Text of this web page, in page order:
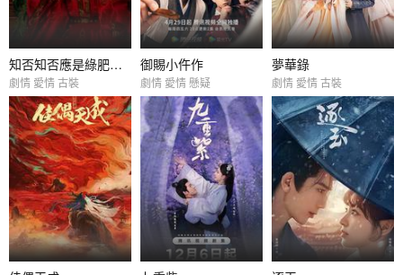
知否知否應是綠肥紅瘦
劇情 愛情 古裝
御賜小仵作
劇情 愛情 懸疑
夢華錄
劇情 愛情 古裝